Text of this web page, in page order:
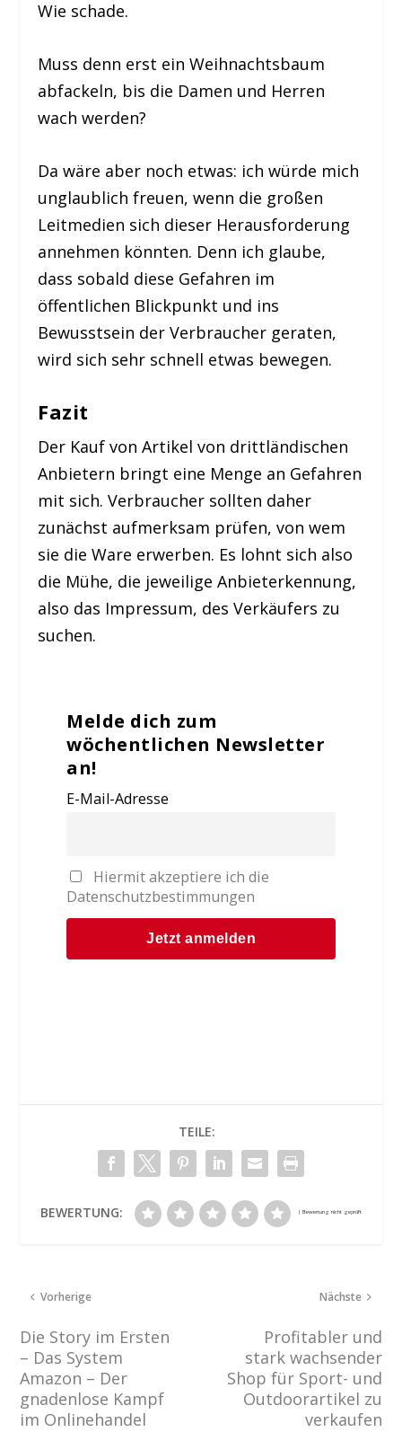
Wie schade.
Muss denn erst ein Weihnachtsbaum
abfackeln, bis die Damen und Herren
wach werden?
Da wäre aber noch etwas: ich würde mich
unglaublich freuen, wenn die großen
Leitmedien sich dieser Herausforderung
annehmen könnten. Denn ich glaube,
dass sobald diese Gefahren im
öffentlichen Blickpunkt und ins
Bewusstsein der Verbraucher geraten,
wird sich sehr schnell etwas bewegen.
Fazit
Der Kauf von Artikel von drittländischen
Anbietern bringt eine Menge an Gefahren
mit sich. Verbraucher sollten daher
zunächst aufmerksam prüfen, von wem
sie die Ware erwerben. Es lohnt sich also
die Mühe, die jeweilige Anbieterkennung,
also das Impressum, des Verkäufers zu
suchen.
Melde dich zum
wöchentlichen Newsletter
an!
E-Mail-Adresse
Hiermit akzeptiere ich die
Datenschutzbestimmungen
TEILE:
BEWERTUNG:
Vorherige
Die Story im Ersten
– Das System
Amazon – Der
gnadenlose Kampf
im Onlinehandel
Nächste
Profitabler und
stark wachsender
Shop für Sport- und
Outdoorartikel zu
verkaufen